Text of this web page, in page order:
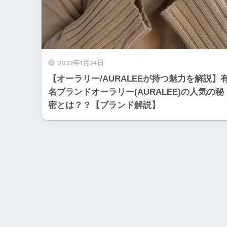
2022年1月24日
【オーラリー/AURALEEが持つ魅力を解説】
名ブランドオーラリー(AURALEE)の人気の秘
密とは？？【ブランド解説】